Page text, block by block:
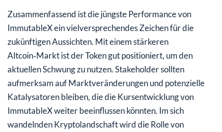
Zusammenfassend ist die jüngste Performance von
ImmutableX ein vielversprechendes Zeichen für die
zukünftigen Aussichten. Mit einem stärkeren
Altcoin‑Markt ist der Token gut positioniert, um den
aktuellen Schwung zu nutzen. Stakeholder sollten
aufmerksam auf Marktveränderungen und potenzielle
Katalysatoren bleiben, die die Kursentwicklung von
ImmutableX weiter beeinflussen könnten. Im sich
wandelnden Kryptolandschaft wird die Rolle von